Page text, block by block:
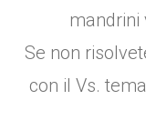
mandrini
Se non
con il Vs.